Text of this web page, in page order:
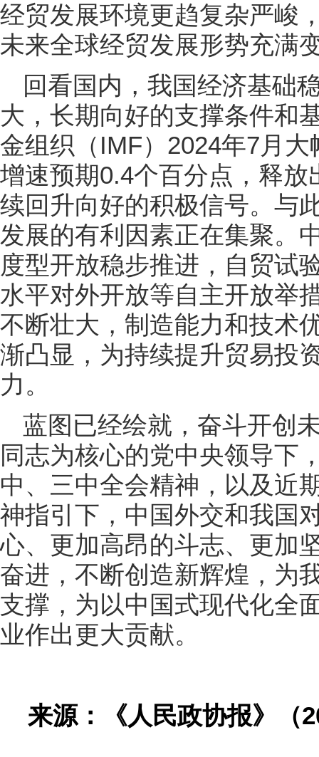
经贸发展环境更趋复杂严峻
未来全球经贸发展形势充满
回看国内，我国经济基础
大，长期向好的支撑条件和
金组织（IMF）2024年7月
增速预期0.4个百分点，释
续回升向好的积极信号。与
发展的有利因素正在集聚。
度型开放稳步推进，自贸试
水平对外开放等自主开放举
不断壮大，制造能力和技术
渐凸显，为持续提升贸易投
力。
蓝图已经绘就，奋斗开创
同志为核心的党中央领导下
中、三中全会精神，以及近
神指引下，中国外交和我国
心、更加高昂的斗志、更加
奋进，不断创造新辉煌，为
支撑，为以中国式现代化全
业作出更大贡献。
来源：《人民政协报》